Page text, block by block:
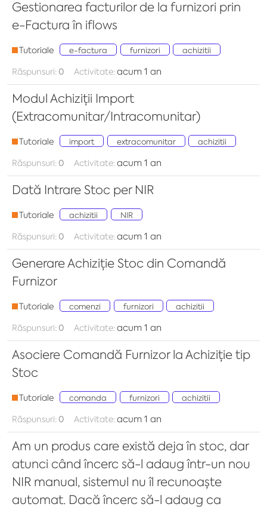
Gestionarea facturilor de la furnizori prin
e-Factura în iflows
Tutoriale e-factura furnizori achizitii
Răspunsuri: 0 Activitate: acum 1 an
Modul Achiziții Import
(Extracomunitar/Intracomunitar)
Tutoriale import extracomunitar achizitii
Răspunsuri: 0 Activitate: acum 1 an
Dată Intrare Stoc per NIR
Tutoriale achizitii NIR
Răspunsuri: 0 Activitate: acum 1 an
Generare Achiziție Stoc din Comandă
Furnizor
Tutoriale comenzi furnizori achizitii
Răspunsuri: 0 Activitate: acum 1 an
Asociere Comandă Furnizor la Achiziție tip
Stoc
Tutoriale comanda furnizori achizitii
Răspunsuri: 0 Activitate: acum 1 an
Am un produs care există deja în stoc, dar
atunci când încerc să-l adaug într-un nou
NIR manual, sistemul nu îl recunoaște
automat. Dacă încerc să-l adaug ca